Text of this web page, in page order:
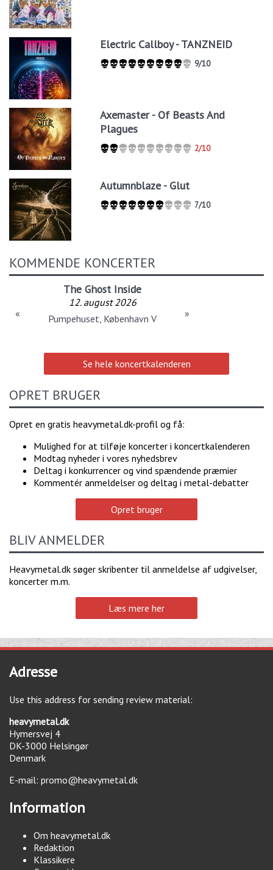
Electric Callboy - TANZNEID
9/10
Axemaster - Of Beasts And
Plagues
2/10
Autumnblaze - Glut
7/10
KOMMENDE KONCERTER
The Ghost Inside
12. august 2026
Pumpehuset, København V
« »
Se hele koncertkalenderen
OPRET BRUGER
Opret en gratis heavymetal.dk-profil og få:
Mulighed for at tilføje koncerter i koncertkalenderen
Modtag nyheder i vores nyhedsbrev
Deltag i konkurrencer og vind spændende præmier
Kommentér anmeldelser og deltag i metal-debatter
Opret bruger
BLIV ANMELDER
Heavymetal.dk søger skribenter til anmeldelse af udgivelser,
koncerter m.m.
Læs mere her
Adresse
Use this address for sending review material:
heavymetal.dk
Hymersvej 4
DK-3000 Helsingør
Denmark
E-mail: promo@heavymetal.dk
Information
Om heavymetal.dk
Redaktion
Klassikere